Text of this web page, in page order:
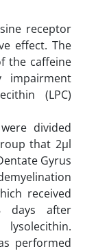
receptor
effect. The
the caffeine
impairment
(LPC)
divided
that 2µl
Gyrus
received
days after
performed